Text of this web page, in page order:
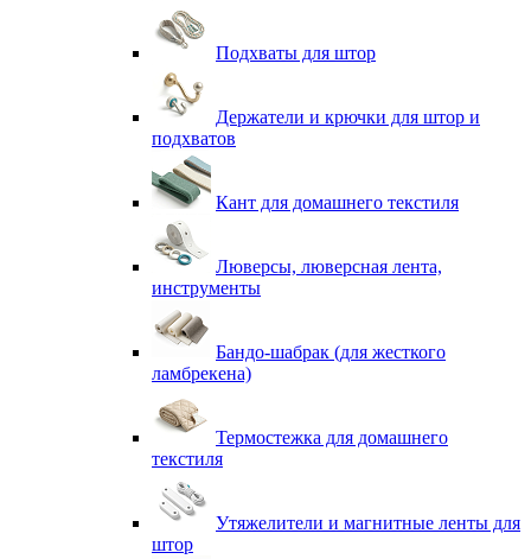
Подхваты для штор
Держатели и крючки для штор и
подхватов
Кант для домашнего текстиля
Люверсы, люверсная лента,
инструменты
Бандо-шабрак (для жесткого
ламбрекена)
Термостежка для домашнего
текстиля
Утяжелители и магнитные ленты для
штор